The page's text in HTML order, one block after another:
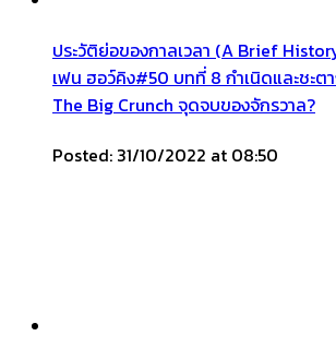
ประวัติย่อของกาลเวลา (A Brief
เฟน ฮอว์คิง#50 บทที่ 8 กำเนิดและชะต
The Big Crunch จุดจบของจักรวาล?
Posted: 31/10/2022 at 08:50